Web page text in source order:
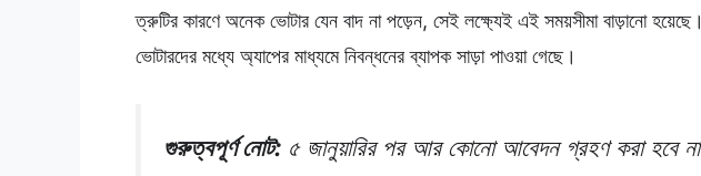
ত্রুটির কারণে অনেক ভোটার যেন বাদ না পড়েন, সেই লক্ষ্যেই এই সময়সীমা বাড়ানো
ভোটারদের মধ্যে অ্যাপের মাধ্যমে নিবন্ধনের ব্যাপক সাড়া পাওয়া গেছে।
গুরুত্বপূর্ণ নোট: ৫ জানুয়ারির পর আর কোনো আবেদন গ্রহণ করা হবে